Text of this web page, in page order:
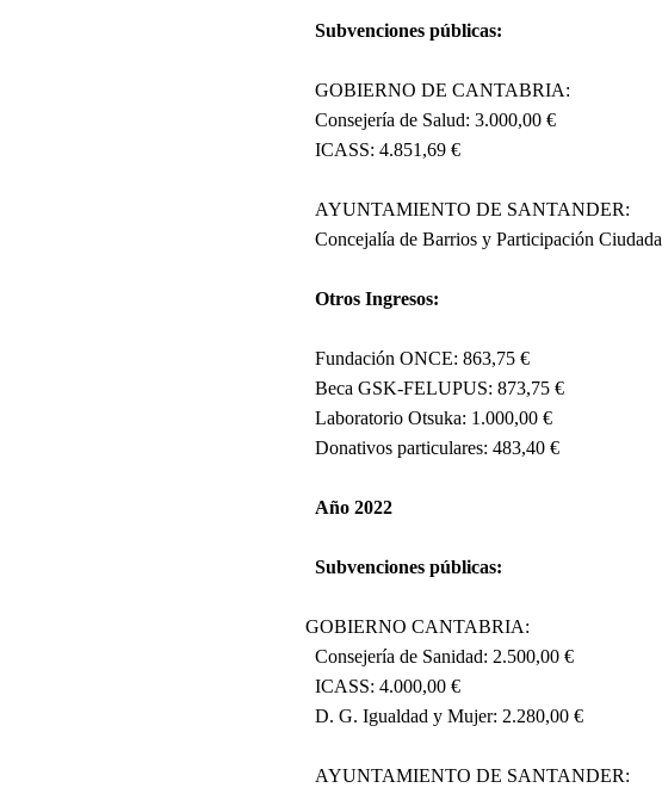
Subvenciones públicas:
GOBIERNO DE CANTABRIA:
Consejería de Salud: 3.000,00 €
ICASS: 4.851,69 €
AYUNTAMIENTO DE SANTANDER:
Concejalía de Barrios y Participación
Otros Ingresos:
Fundación ONCE: 863,75 €
Beca GSK-FELUPUS: 873,75 €
Laboratorio Otsuka: 1.000,00 €
Donativos particulares: 483,40 €
Año 2022
Subvenciones públicas:
GOBIERNO CANTABRIA:
Consejería de Sanidad: 2.500,00 €
ICASS: 4.000,00 €
D. G. Igualdad y Mujer: 2.280,00 €
AYUNTAMIENTO DE SANTANDER: